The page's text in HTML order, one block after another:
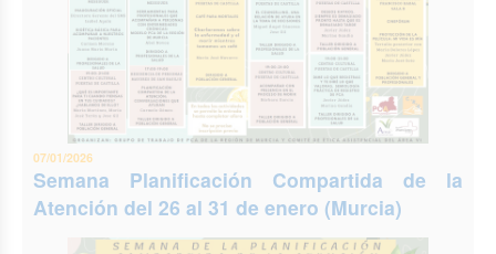
07/01/2026
Semana Planificación Compartida de la
Atención del 26 al 31 de enero (Murcia)